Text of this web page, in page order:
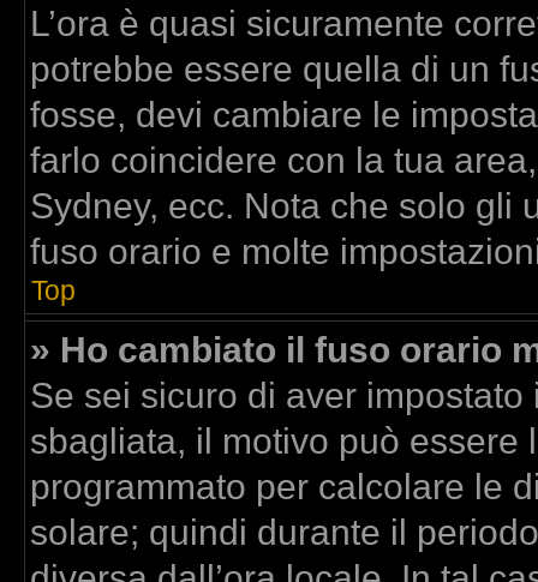
L’ora è quasi sicuramente
potrebbe essere quella di un
fosse, devi cambiare le
farlo coincidere con la tua
Sydney, ecc. Nota che solo gli
fuso orario e molte
Top
» Ho cambiato il fuso orario
Se sei sicuro di aver
sbagliata, il motivo può essere
programmato per calcolare le
solare; quindi durante il